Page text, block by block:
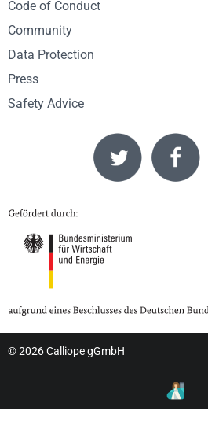
Code of Conduct
Community
Data Protection
Press
Safety Advice
© 2026Calliope gGmbH